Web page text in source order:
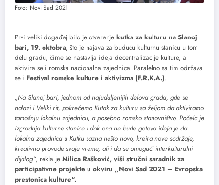
Foto: Novi Sad 2021
Prvi veliki događaj bilo je otvaranje kutka za kulturu na Slanoj
bari, 19. oktobra, što je najava za buduću kulturnu stanicu u tom
delu gradu, čime se nastavlja ideja decentralizacije kulture, a
aktivira se i romska nacionalna zajednica. Paralelno sa tim održava
se i Festival romske kulture i aktivizma (F.R.K.A.).
„Na Slanoj bari, jednom od najudaljenijih delova grada, gde se
nalazi i Veliki rit, pokrećemo Kutak za kulturu sa željom da aktiviramo
tamošnju lokalnu zajednicu, a posebno romsko stanovništvo. Počela je
izgradnja kulturne stanice i dok ona ne bude gotova ideja je da
lokalna zajednica u Kutku sazna nešto novo, kreira nove sadržaje,
kreativno provode svoje vreme, ali i da se omogući interkulturalni
dijalog“, rekla je Milica Rašković, viši stručni saradnik za
participativne projekte u okviru „Novi Sad 2021 – Evropska
prestonica kulture“.